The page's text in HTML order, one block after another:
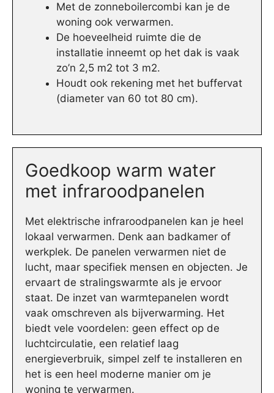
Met de zonneboilercombi kan je de
woning ook verwarmen.
De hoeveelheid ruimte die de
installatie inneemt op het dak is vaak
zo’n 2,5 m2 tot 3 m2.
Houdt ook rekening met het buffervat
(diameter van 60 tot 80 cm).
Goedkoop warm water
met infraroodpanelen
Met elektrische infraroodpanelen kan je heel
lokaal verwarmen. Denk aan badkamer of
werkplek. De panelen verwarmen niet de
lucht, maar specifiek mensen en objecten. Je
ervaart de stralingswarmte als je ervoor
staat. De inzet van warmtepanelen wordt
vaak omschreven als bijverwarming. Het
biedt vele voordelen: geen effect op de
luchtcirculatie, een relatief laag
energieverbruik, simpel zelf te installeren en
het is een heel moderne manier om je
woning te verwarmen.